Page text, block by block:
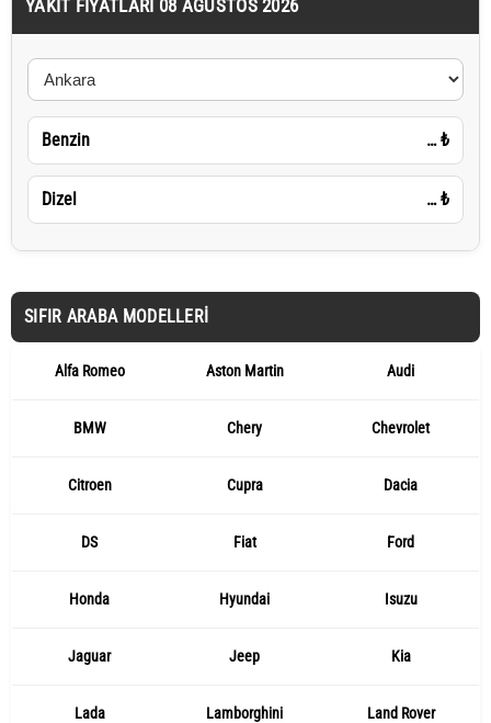
YAKIT FIYATLARI 08 AĞUSTOS 2026
Benzin … ₺
Dizel … ₺
SIFIR ARABA MODELLERI
Alfa Romeo Aston Martin Audi
BMW Chery Chevrolet
Citroen Cupra Dacia
DS Fiat Ford
Honda Hyundai Isuzu
Jaguar Jeep Kia
Lada Lamborghini Land Rover